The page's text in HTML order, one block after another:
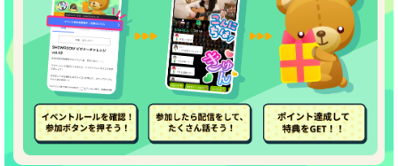
Gifting
Throw gifts to the stage and join
the live performance.
First, try throwing free Stars
(once a day)! You can also charge
Show Gold to purchase gifts
(available from 1 JPY)! When you
continue to send gifts to the
Comments
You can post comments. Please
refrain from posting comments
that may offend performers or
other users.